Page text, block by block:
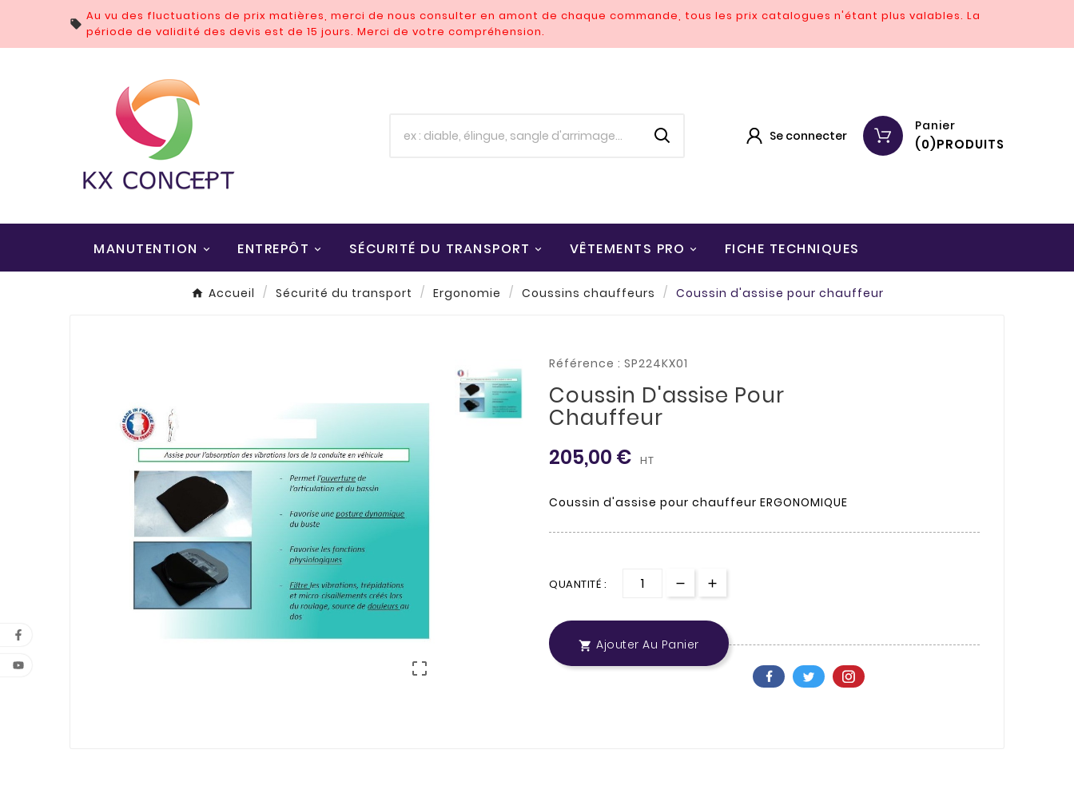

Au vu des fluctuations de prix matières, merci de nous consulter en amont de chaque commande, tous les prix catalogues n'étant plus valables. La
période de validité des devis est de 15 jours. Merci de votre compréhension.
Se connecter
Panier
(0)PRODUITS
MANUTENTION ENTREPÔT SÉCURITÉ DU TRANSPORT VÊTEMENTS PRO FICHE TECHNIQUES
Accueil Sécurité du transport Ergonomie Coussins chauffeurs Coussin d'assise pour chauffeur

Référence : SP224KX01
Coussin D'assise Pour
Chauffeur
205,00 € HT
Coussin d'assise pour chauffeur ERGONOMIQUE
QUANTITÉ :
 Ajouter Au Panier